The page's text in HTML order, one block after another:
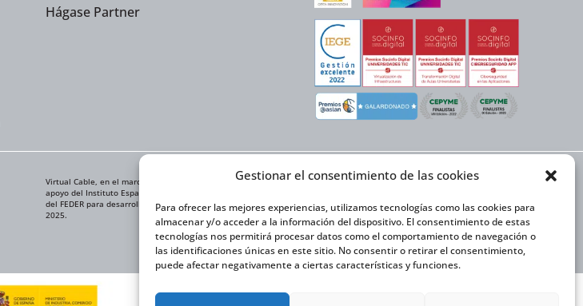
Gestionar el consentimiento de las cookies
Para ofrecer las mejores experiencias, utilizamos tecnologías como las cookies para
almacenar y/o acceder a la información del dispositivo. El consentimiento de estas
tecnologías nos permitirá procesar datos como el comportamiento de navegación o
las identificaciones únicas en este sitio. No consentir o retirar el consentimiento,
puede afectar negativamente a ciertas características y funciones.
Hágase Partner
Virtual Cable, en el marco de la iniciativa ICEX NEXT cuenta con el
apoyo del Instituto Español de Comercio Exterior y la cofinanciación
del FEDER para desarrollar su Plan de Expansión Internacional 2020-
2025.